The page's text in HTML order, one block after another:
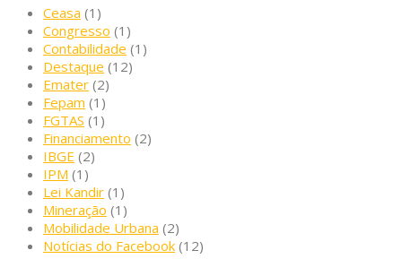
Ceasa (1)
Congresso (1)
Contabilidade (1)
Destaque (12)
Emater (2)
Fepam (1)
FGTAS (1)
Financiamento (2)
IBGE (2)
IPM (1)
Lei Kandir (1)
Mineração (1)
Mobilidade Urbana (2)
Notícias do Facebook (12)